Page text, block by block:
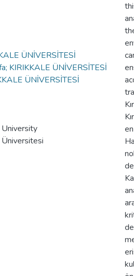
ÜNİVERSİTESİ
KIRIKKALE ÜNİVERSİTESİ
ÜNİVERSİTESİ